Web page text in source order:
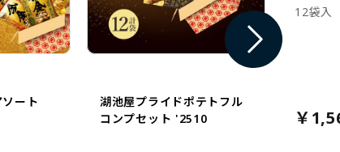
ート
湖池屋プライドポテトフル
コンプセット '2510
12袋入
￥